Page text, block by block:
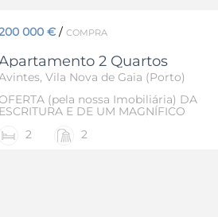
000 € / COMPRA
2 Quartos
Vila Nova de Gaia (Porto)
OFERTA (pela nossa Imobiliária) DA
ESCRITURA E DE UM MAGNÍFICO
REGIME DE PENSÃO COMPLETA,
PARA 2 PESSOAS. IMÓVEL DE
2 2